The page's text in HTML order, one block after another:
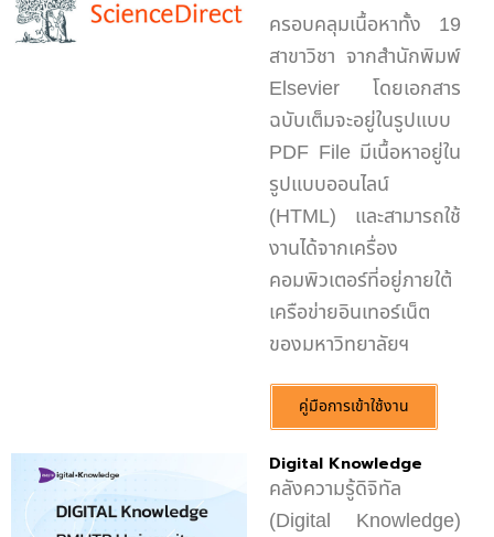
ครอบคลุมเนื้อหาทั้ง 19
สาขาวิชา จากสำนักพิมพ์
Elsevier โดยเอกสาร
ฉบับเต็มจะอยู่ในรูปแบบ
PDF File มีเนื้อหาอยู่ใน
รูปแบบออนไลน์
(HTML) และสามารถใช้
งานได้จากเครื่อง
คอมพิวเตอร์ที่อยู่ภายใต้
เครือข่ายอินเทอร์เน็ต
ของมหาวิทยาลัยฯ
คู่มือการเข้าใช้งาน
Digital Knowledge
คลังความรู้ดิจิทัล
(Digital Knowledge)